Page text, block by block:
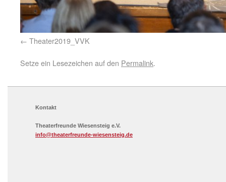
Theater2019_VVK
Setze ein Lesezeichen auf den Permalink.
Kontakt
Theaterfreunde Wiesensteig e.V.
info@theaterfreunde-wiesensteig.de